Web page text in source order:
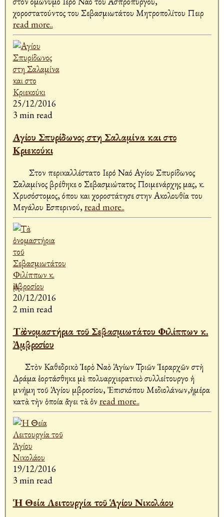
χοροστατούντος του Σεβασμιωτάτου Μητροπολίτου Πειρ
read more..
25/12/2016
3 min read
Αγίου Σπυρίδωνος στη Σαλαμίνα και στο
Κριεκούκι
Στον περικαλλέστατο Ιερό Ναό Αγίου Σπυρίδωνος
Σαλαμίνος βρέθηκε ο Σεβασμιώτατος Ποιμενάρχης μας, κ.
Χρυσόστομος, όπου και χοροστάτησε στην Ακολουθία του
Μεγάλου Εσπερινού,read more..
20/12/2016
2 min read
Τὰ ὀνομαστήρια τοῦ Σεβασμιωτάτου Φιλίππων κ.
Ἀμβροσίου
Στὸν Καθεδρικὸ Ἱερὸ Ναὸ Ἁγίων Τριῶν Ἱεραρχῶν στὴ
Δράμα ἑορτάσθηκε μὲ πολυαρχιερατικὸ συλλείτουργο ἡ
μνήμη τοῦ Ἁγίου Ἀμβροσίου, Ἐπισκόπου Μεδιολάνων,ἡμέρα
κατὰ τὴν ὁποία ἄγει τὰ ὀν read more..
19/12/2016
3 min read
Ἡ Θεία Λειτουργία τοῦ Ἁγίου Νικολάου